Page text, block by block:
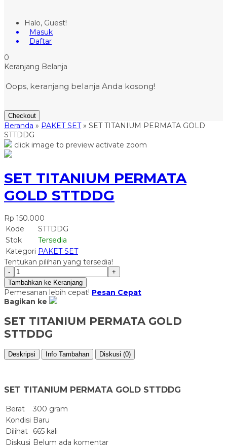
Halo, Guest!
Masuk
Daftar
0
Keranjang Belanja
Oops, keranjang belanja Anda kosong!
Checkout
Beranda » PAKET SET» SET TITANIUM PERMATA GOLD
STTDDG
click image to preview activate zoom
SET TITANIUM PERMATA
GOLD STTDDG
Rp 150.000
Kode
STTDDG
Stok
Tersedia
Kategori PAKET SET
Tentukan pilihan yang tersedia!
-
+
Tambahkan ke Keranjang
Pemesanan lebih cepat! Pesan Cepat
Bagikan ke
SET TITANIUM PERMATA GOLD
STTDDG
Deskripsi Info Tambahan Diskusi (0)
SET TITANIUM PERMATA GOLD STTDDG
Berat
300 gram
Kondisi Baru
Dilihat
665 kali
Diskusi Belum ada komentar